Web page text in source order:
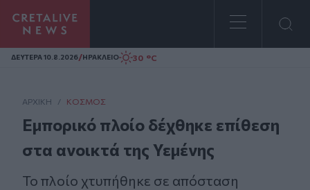
Homepage
ΔΕΥΤΕΡΑ 10.8.2026/ΗΡΑΚΛΕΙΟ 30 °C
ΑΡΧΙΚΗ / ΚΌΣΜΟΣ
Εμπορικό πλοίο δέχθηκε επίθεση
στα ανοικτά της Υεμένης
Το πλοίο χτυπήθηκε σε απόσταση